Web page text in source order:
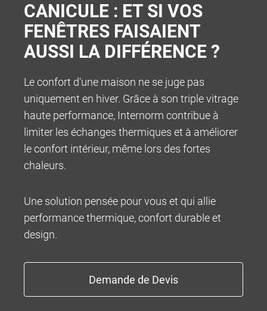
INFOCENTER
100% MADE IN AUSTRIA
CANICULE : ET SI VOS
FENÊTRES FAISAIENT
AUSSI LA DIFFÉRENCE ?
Le confort d'une maison ne se juge pas
uniquement en hiver. Grâce à son triple vitrage
haute performance, Internorm contribue à
limiter les échanges thermiques et à améliorer
le confort intérieur, même lors des fortes
chaleurs.
Une solution pensée pour vous et qui allie
performance thermique, confort durable et
design.